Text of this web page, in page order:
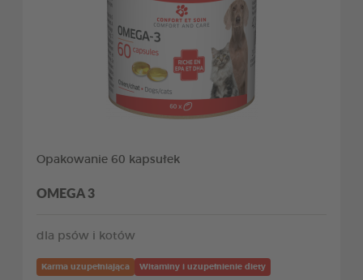
Opakowanie 60 kapsułek
OMEGA 3
dla psów i kotów
Karma uzupełniająca Witaminy i uzupełnienie diety